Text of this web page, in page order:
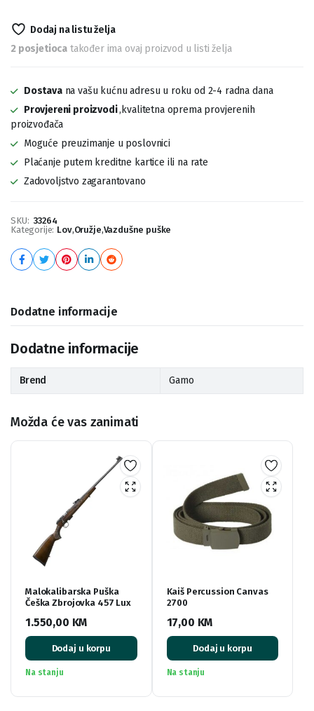
Dodaj na listu želja
2 posjetioca također ima ovaj proizvod u listi želja
Dostavana vašu kućnu adresu u roku od 2-4 radna dana
Provjereni proizvodi,kvalitetna oprema provjerenih
proizvođača
Moguće preuzimanje u poslovnici
Plaćanje putem kreditne kartice ili na rate
Zadovoljstvo zagarantovano
SKU: 33264
Kategorije: Lov,Oružje,Vazdušne puške
Dodatne informacije
Dodatne informacije
Brend Gamo
Možda će vas zanimati
Malokalibarska Puška
Češka Zbrojovka 457 Lux
1.550,00 KM
Dodaj u korpu
Na stanju
Kaiš Percussion Canvas
2700
17,00 KM
Dodaj u korpu
Na stanju